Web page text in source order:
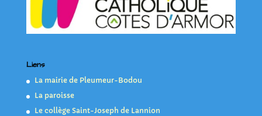
Liens
La mairie de Pleumeur-Bodou
La paroisse
Le collège Saint-Joseph de Lannion